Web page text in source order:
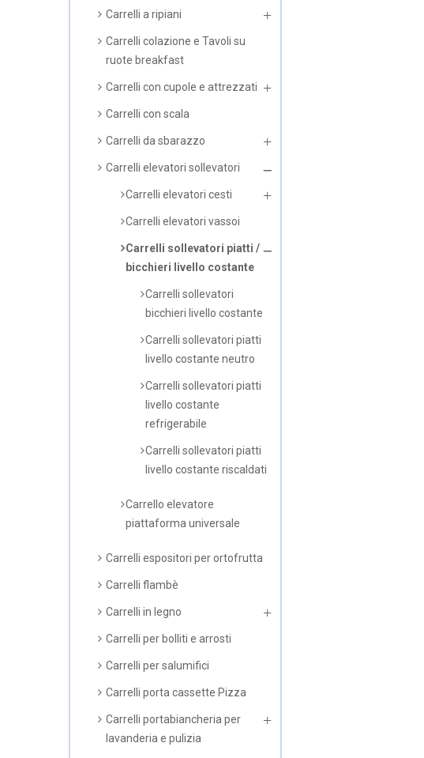
Carrelli a ripiani
Carrelli colazione e Tavoli su
ruote breakfast
Carrelli con cupole e attrezzati
Carrelli con scala
Carrelli da sbarazzo
Carrelli elevatori sollevatori
Carrelli elevatori cesti
Carrelli elevatori vassoi
Carrelli sollevatori piatti /
bicchieri livello costante
Carrelli sollevatori
bicchieri livello costante
Carrelli sollevatori piatti
livello costante neutro
Carrelli sollevatori piatti
livello costante
refrigerabile
Carrelli sollevatori piatti
livello costante riscaldati
Carrello elevatore
piattaforma universale
Carrelli espositori per ortofrutta
Carrelli flambè
Carrelli in legno
Carrelli per bolliti e arrosti
Carrelli per salumifici
Carrelli porta cassette Pizza
Carrelli portabiancheria per
lavanderia e pulizia